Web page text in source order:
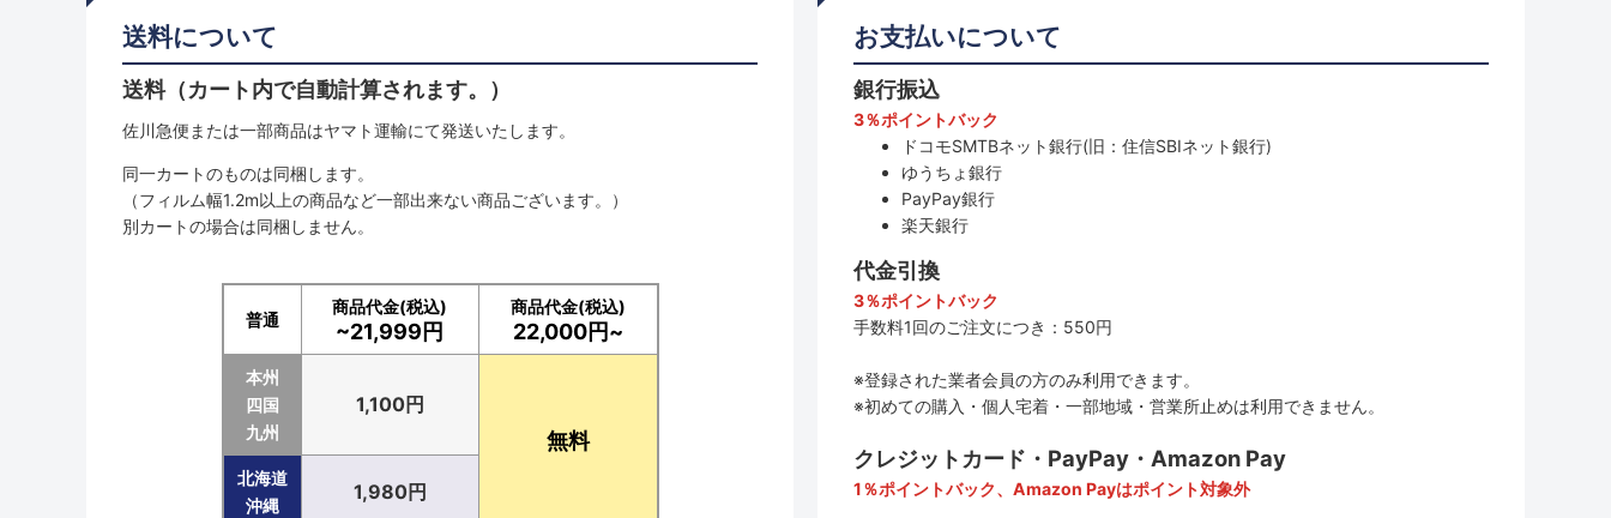
送料について
送料（カート内で自動計算されます。）
佐川急便または一部商品はヤマト運輸にて発送いたします。
同一カートのものは同梱します。
（フィルム幅1.2m以上の商品など一部出来ない商品ございます。）
別カートの場合は同梱しません。
普通
商品代金(税込)
~21,999円
商品代金(税込)
22,000円~
本州
四国
九州
1,100円
無料
北海道
沖縄
1,980円
お支払いについて
銀行振込
3％ポイントバック
ドコモSMTBネット銀行(旧：住信SBIネット銀行)
ゆうちょ銀行
PayPay銀行
楽天銀行
代金引換
3％ポイントバック
手数料1回のご注文につき：550円
※登録された業者会員の方のみ利用できます。
※初めての購入・個人宅着・一部地域・営業所止めは利用できません。
クレジットカード・PayPay・Amazon Pay
1％ポイントバック、Amazon Payはポイント対象外